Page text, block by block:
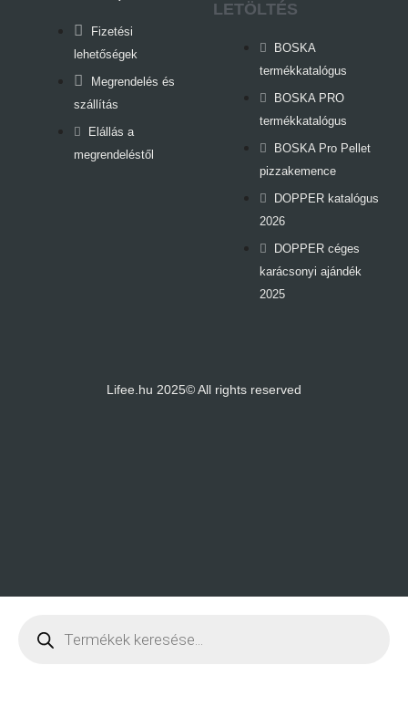
Fizetési
lehetőségek
Megrendelés és
szállítás
Elállás a
megrendeléstől
LETÖLTÉS
BOSKA
termékkatalógus
BOSKA PRO
termékkatalógus
BOSKA Pro Pellet
pizzakemence
DOPPER katalógus
2026
DOPPER céges
karácsonyi ajándék
2025
Lifee.hu 2025© All rights reserved